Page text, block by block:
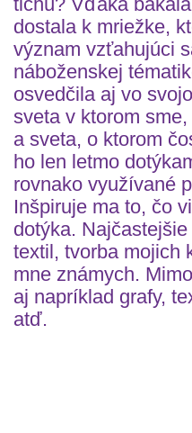
dostala k mriežke,
význam vzťahujúci
náboženskej
osvedčila aj vo
sveta v ktorom
a sveta, o ktorom
ho len letmo
rovnako využívané
Inšpiruje ma to, čo
dotýka.
textil, tvorba mojich
mne známych.
aj napríklad grafy,
atď.